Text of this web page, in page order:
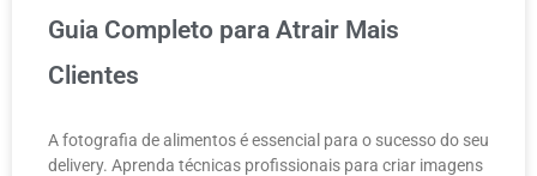
Guia Completo para Atrair Mais
Clientes
A fotografia de alimentos é essencial para o sucesso do seu
delivery. Aprenda técnicas profissionais para criar imagens